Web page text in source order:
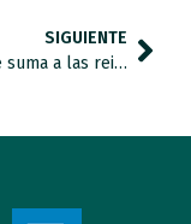
SIGUIENTE
FESPAU se suma a las reivindicaciones de la Confederación Autismo España por el Día Internacional del Síndrome de Asperger